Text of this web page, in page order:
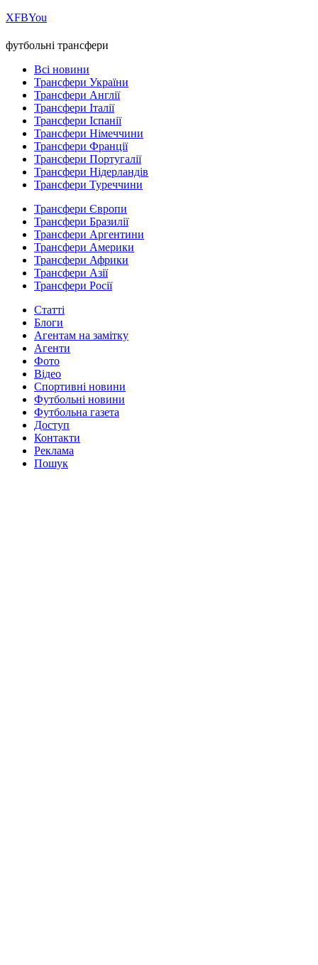
ХFBYou
футбольні трансфери
Всі новини
Трансфери України
Трансфери Англії
Трансфери Італії
Трансфери Іспанії
Трансфери Німеччини
Трансфери Франції
Трансфери Португалії
Трансфери Нідерландів
Трансфери Туреччини
Трансфери Європи
Трансфери Бразилії
Трансфери Аргентини
Трансфери Америки
Трансфери Африки
Трансфери Азії
Трансфери Росії
Статті
Блоги
Агентам на замітку
Агенти
Фото
Відео
Спортивні новини
Футбольні новини
Футбольна газета
Доступ
Контакти
Реклама
Пошук